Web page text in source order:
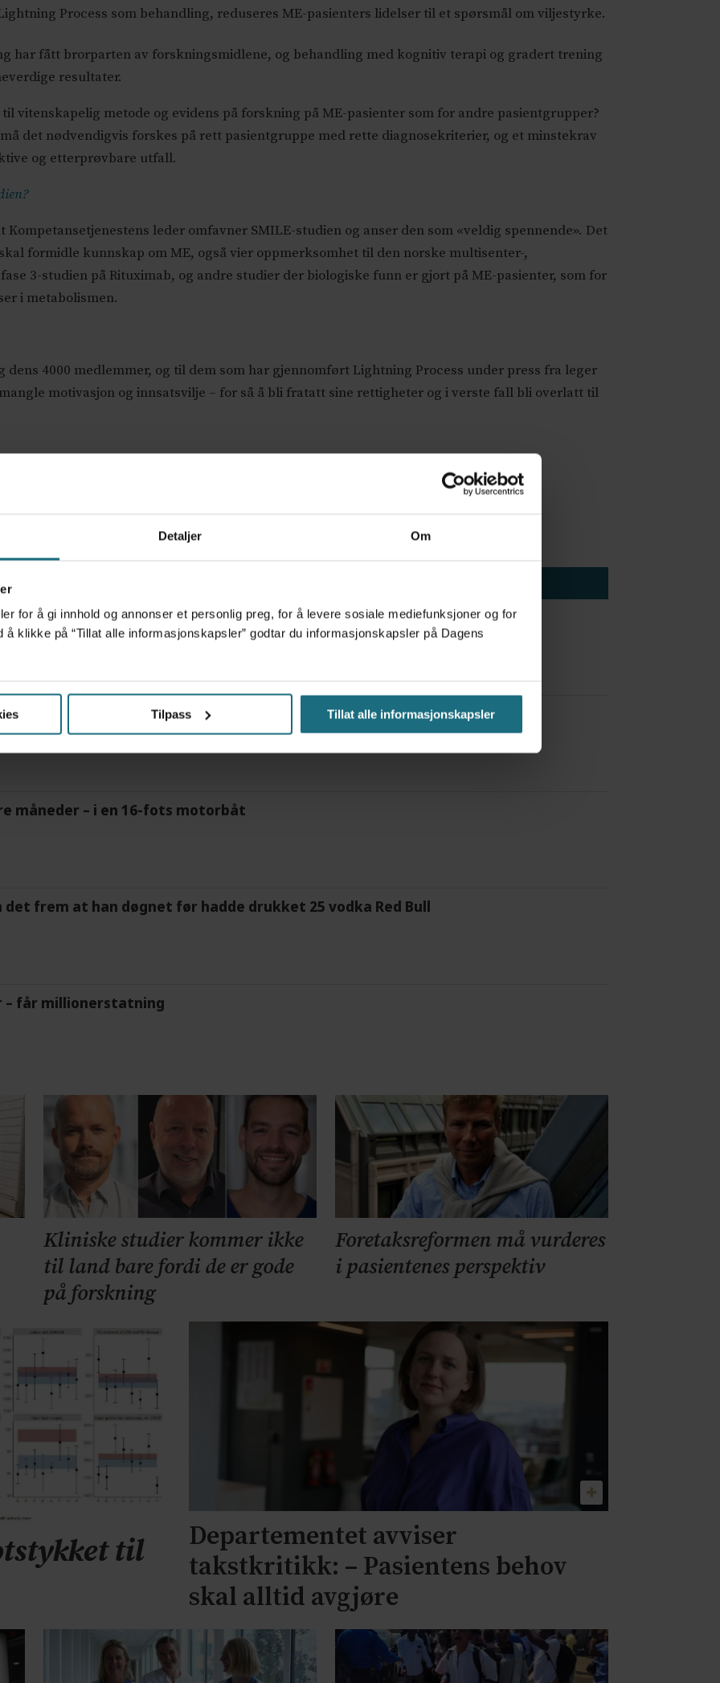
Detaljer Om
for å gi innhold og annonser et personlig preg, for å levere sosiale mediefunksjoner og for
å klikke på “Tillat alle informasjonskapsler” godtar du informasjonskapsler på Dagens
Tilpass Tillat alle informasjonskapsler
Process som behandling, reduseres ME-pasienters lidelser til et spørsmål om viljestyrke.
har fått brorparten av forskningsmidlene, og behandling med kognitiv terapi og gradert trening
resultater.
vitenskapelig metode og evidens på forskning på ME-pasienter som for andre pasientgrupper?
det nødvendigvis forskes på rett pasientgruppe med rette diagnosekriterier, og et minstekrav
og etterprøvbare utfall.
Kompetansetjenestens leder omfavner SMILE-studien og anser den som «veldig spennende». Det
formidle kunnskap om ME, også vier oppmerksomhet til den norske multisenter-,
3-studien på Rituximab, og andre studier der biologiske funn er gjort på ME-pasienter, som for
i metabolismen.
4000 medlemmer, og til dem som har gjennomført Lightning Process under press fra leger
motivasjon og innsatsvilje – for så å bli fratatt sine rettigheter og i verste fall bli overlatt til
for psykisk helsehjelp
frigjør tid for helsepersonell: – Det er helt magisk å være forvakt nå
måneder – i en 16-fots motorbåt
det frem at han døgnet før hadde drukket 25 vodka Red Bull
– får millionerstatning
Kliniske studier kommer ikke
til land bare fordi de er gode
på forskning
Foretaksreformen må vurderes
i pasientenes perspektiv
til
Departementet avviser
takstkritikk: – Pasientens behov
skal alltid avgjøre